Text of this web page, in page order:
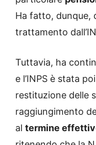
Ha fatto, dunque,
trattamento
Tuttavia, ha
e l’INPS è stata
restituzione delle
raggiungimento
al termine